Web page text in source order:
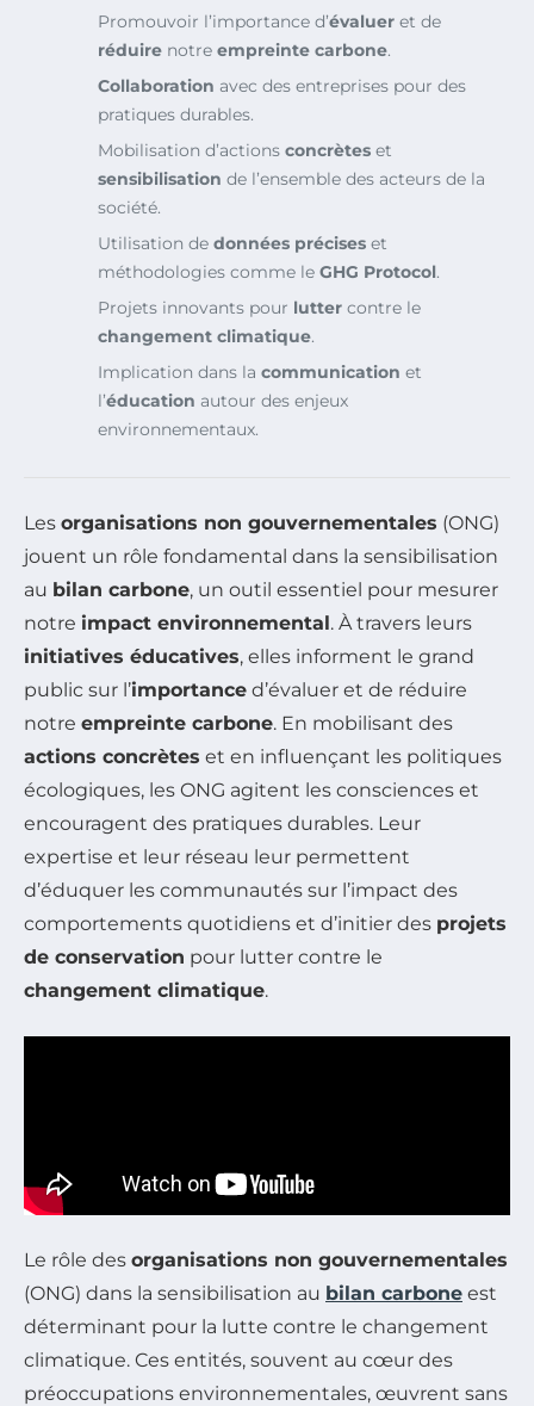
Promouvoir l’importance d’évaluer et de
réduire notre empreinte carbone.
Collaboration avec des entreprises pour des
pratiques durables.
Mobilisation d’actions concrètes et
sensibilisation de l’ensemble des acteurs de la
société.
Utilisation de données précises et
méthodologies comme le GHG Protocol.
Projets innovants pour lutter contre le
changement climatique.
Implication dans la communication et
l’éducation autour des enjeux
environnementaux.
Les organisations non gouvernementales (ONG)
jouent un rôle fondamental dans la sensibilisation
au bilan carbone, un outil essentiel pour mesurer
notre impact environnemental. À travers leurs
initiatives éducatives, elles informent le grand
public sur l’importance d’évaluer et de réduire
notre empreinte carbone. En mobilisant des
actions concrètes et en influençant les politiques
écologiques, les ONG agitent les consciences et
encouragent des pratiques durables. Leur
expertise et leur réseau leur permettent
d’éduquer les communautés sur l’impact des
comportements quotidiens et d’initier des projets
de conservation pour lutter contre le
changement climatique.
Le rôle des organisations non gouvernementales
(ONG) dans la sensibilisation au bilan carbone est
déterminant pour la lutte contre le changement
climatique. Ces entités, souvent au cœur des
préoccupations environnementales, œuvrent sans